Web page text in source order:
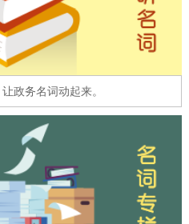
访谈 图说互动
说北京 视频北京
务名词动起来。